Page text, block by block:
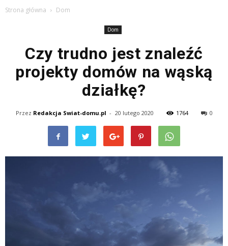
Strona główna Dom
Dom
Czy trudno jest znaleźć
projekty domów na wąską
działkę?
Przez Redakcja Swiat-domu.pl - 20 lutego 2020 1764 0